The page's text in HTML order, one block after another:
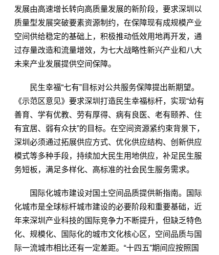
发展由高速增长转向高质量发展的新阶段，要求深圳以
质量型发展突破要素资源制约，在保障现有成规模产业
空间供给稳定的基础上，积极推动低效用地再开发，通
过存量改造和流量增效，为七大战略性新兴产业和八大
未来产业发展提供空间保障。
民生幸福“七有”目标对公共服务保障提出新期望。
《示范区意见》要求深圳打造民生幸福标杆，实现“幼有
善育、学有优教、劳有厚得、病有良医、老有颐养、住
有宜居、弱有众扶”的目标。在空间资源紧约束背景下，
深圳必须通过拓展供应方式、优化供应结构、创新供应
模式等多种手段，持续加大民生用地供应，补足民生服
务短板，满足多样化、高标准的社会民生服务需求。
国际化城市建设对国土空间品质提供新指南。国际
化城市是全球标杆城市建设的必要阶段和重要基础，近
年来深圳产业科技的国际竞争力不断提升，但缺乏特色
化、规模化、国际化的城市文化核心区，空间品质与国
际一流城市相比还有一定差距。“十四五”期间应按照国